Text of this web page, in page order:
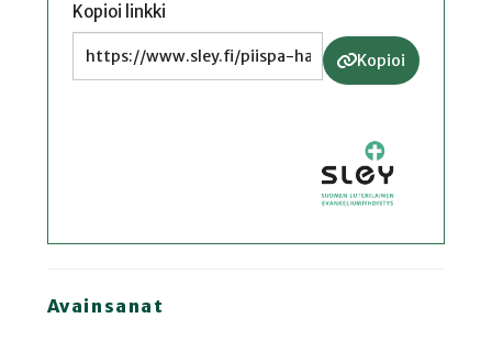
Kopioi linkki
Kopioi
Avainsanat